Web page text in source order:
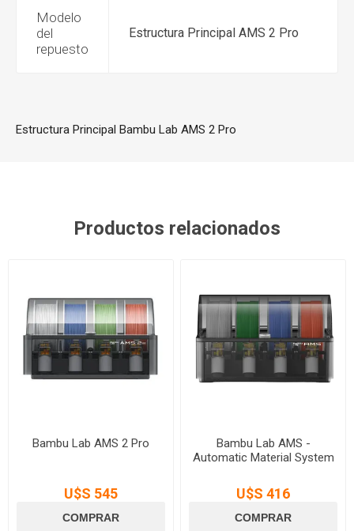
Modelo
del
repuesto
Estructura Principal AMS 2 Pro
Estructura Principal Bambu Lab AMS 2 Pro
Productos relacionados
Bambu Lab AMS 2 Pro
U$S 545
Bambu Lab AMS -
Automatic Material System
U$S 416